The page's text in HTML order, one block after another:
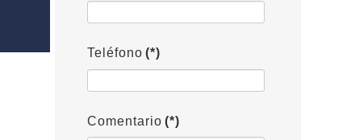
Teléfono (*)
Comentario (*)